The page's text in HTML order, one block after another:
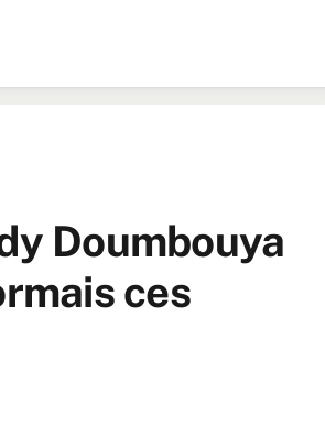
Doumbouya
ces